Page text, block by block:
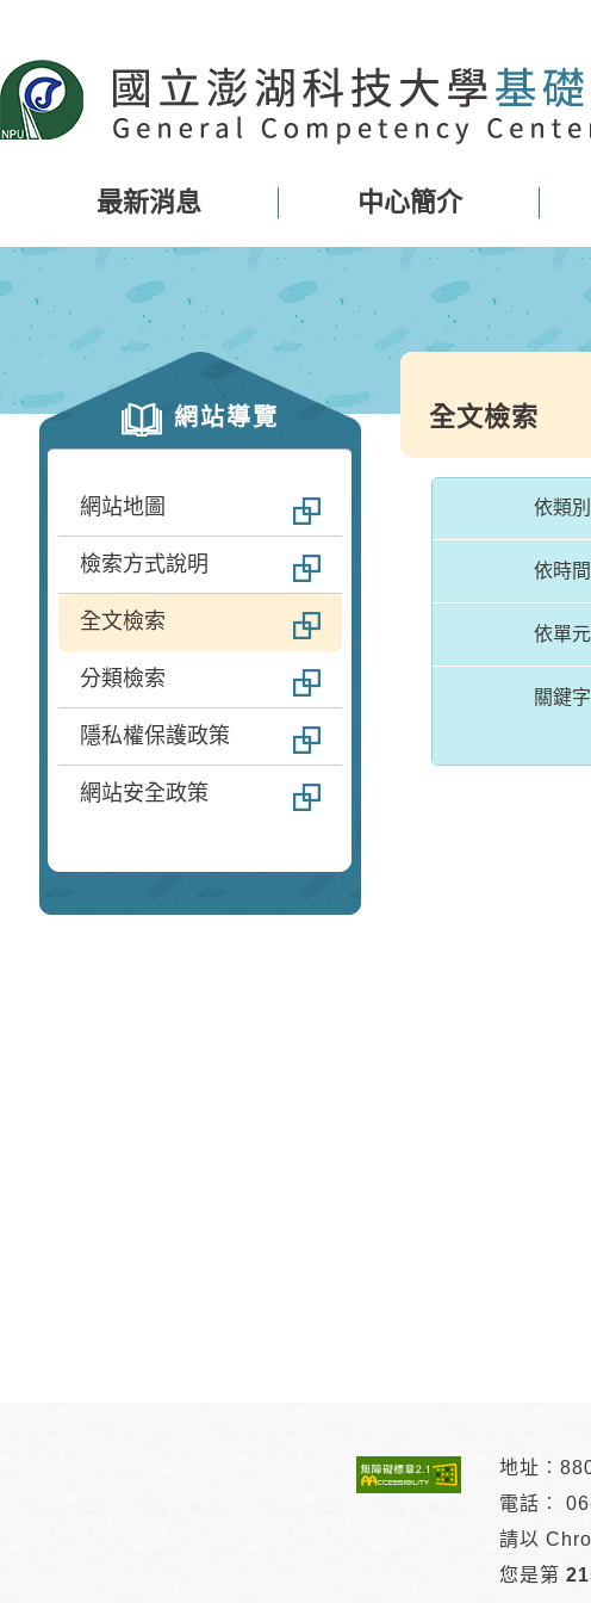
主
要
內
最新消息 中心簡介
:::
網站導覽
網站地圖
檢索方式說明
全文檢索
分類檢索
隱私權保護政策
網站安全政策
全文檢索
依類
依時
依單
關鍵
地址
電話︰
請以
您是第